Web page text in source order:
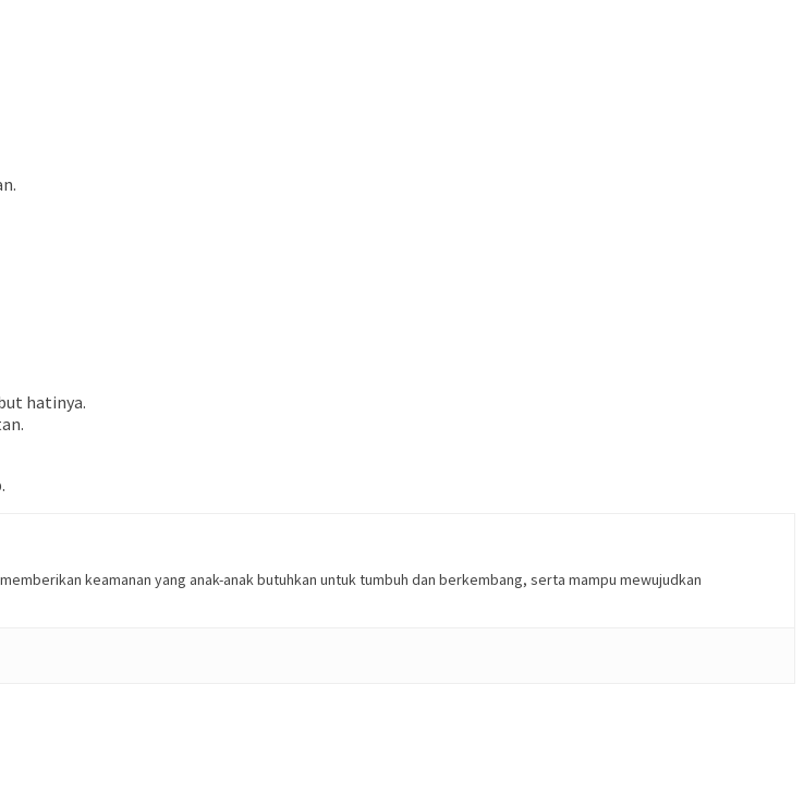
hatinya.
keamanan yang anak-anak butuhkan untuk tumbuh dan berkembang, serta mampu mewujudkan